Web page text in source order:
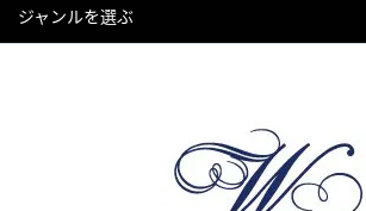
ジャンルを選ぶ